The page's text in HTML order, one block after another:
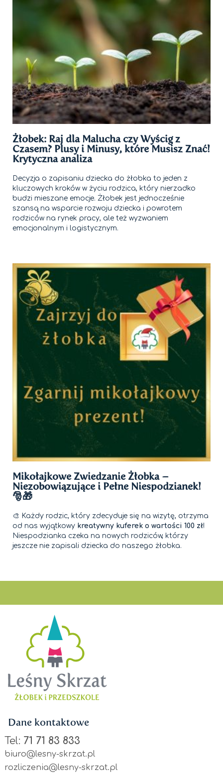
Żłobek: Raj dla Malucha czy Wyścig z
Czasem? Plusy i Minusy, które Musisz Znać!
Krytyczna analiza
Decyzja o zapisaniu dziecka do żłobka to jeden z
kluczowych kroków w życiu rodzica, który nierzadko
budzi mieszane emocje. Żłobek jest jednocześnie
szansą na wsparcie rozwoju dziecka i powrotem
rodziców na rynek pracy, ale też wyzwaniem
emocjonalnym i logistycznym.
Mikołajkowe Zwiedzanie Żłobka –
Niezobowiązujące i Pełne Niespodzianek!
🎅🎁
🎨 Każdy rodzic, który zdecyduje się na wizytę, otrzyma
od nas wyjątkowy kreatywny kuferek o wartości 100 zł!
Niespodzianka czeka na nowych rodziców, którzy
jeszcze nie zapisali dziecka do naszego żłobka.
Dane kontaktowe
Tel: 71 71 83 833
biuro@lesny-skrzat.pl
rozliczenia@lesny-skrzat.pl